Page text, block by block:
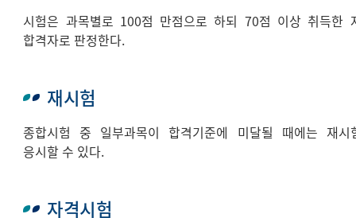
시험은 과목별로 100점 만점으로 하되 70점 이상 취득한
합격자로 판정한다.
재시험
종합시험 중 일부과목이 합격기준에 미달될 때에는 재시
응시할 수 있다.
자격시험